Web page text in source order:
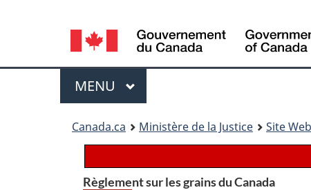
Language
selection
Menu
MENU PRINCIPAL
Canada.ca Ministère de la Justice Site
Règlement sur les grains du Canada